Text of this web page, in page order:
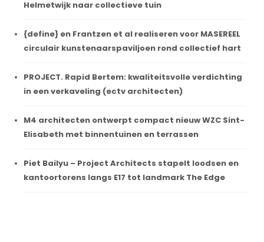
Helmetwijk naar collectieve tuin
{define} en Frantzen et al realiseren voor MASEREEL
circulair kunstenaarspaviljoen rond collectief hart
PROJECT. Rapid Bertem: kwaliteitsvolle verdichting
in een verkaveling (ectv architecten)
M4 architecten ontwerpt compact nieuw WZC Sint-
Elisabeth met binnentuinen en terrassen
Piet Bailyu – Project Architects stapelt loodsen en
kantoortorens langs E17 tot landmark The Edge